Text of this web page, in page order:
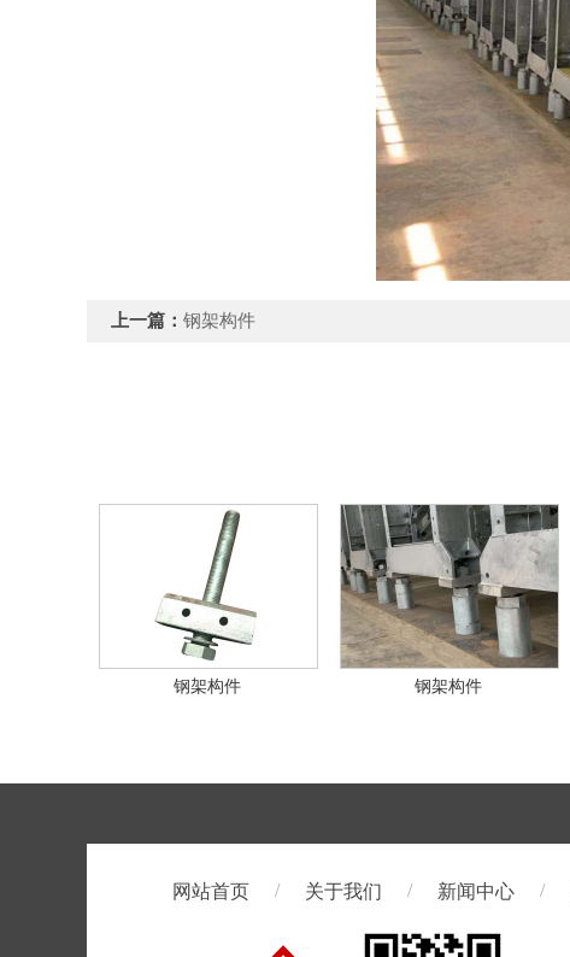
上一篇： 钢架构件
钢架构件 钢架构件
网站首页 / 关于我们 / 新闻中心 /